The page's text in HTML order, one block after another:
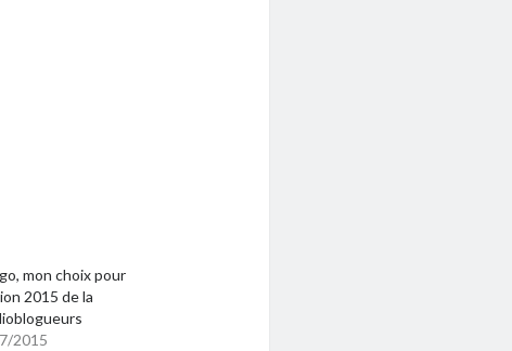
mon choix pour
2015 de la
2015